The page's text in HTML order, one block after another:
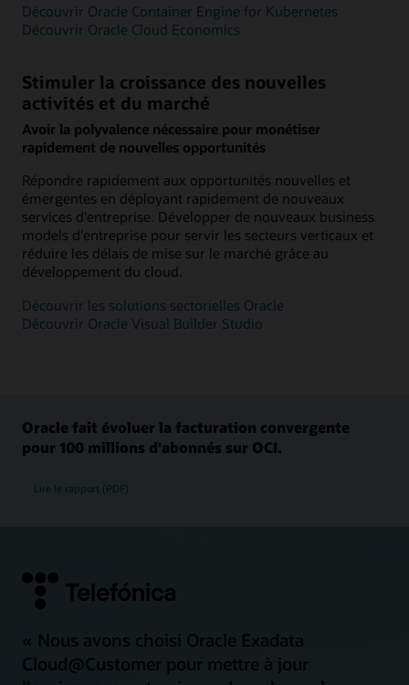
Découvrir Oracle Container Engine for Kubernetes
Découvrir Oracle Cloud Economics
Stimuler la croissance des nouvelles
activités et du marché
Avoir la polyvalence nécessaire pour monétiser
rapidement de nouvelles opportunités
Répondre rapidement aux opportunités nouvelles et
émergentes en déployant rapidement de nouveaux
services d'entreprise. Développer de nouveaux business
models d'entreprise pour servir les secteurs verticaux et
réduire les délais de mise sur le marché grâce au
développement du cloud.
Découvrir les solutions sectorielles Oracle
Découvrir Oracle Visual Builder Studio
Oracle fait évoluer la facturation convergente
pour 100 millions d'abonnés sur OCI.
Lire le rapport (PDF)
« Nous avons choisi Oracle Exadata
Cloud@Customer pour mettre à jour